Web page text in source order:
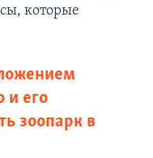
которые
и его
зоопарк в